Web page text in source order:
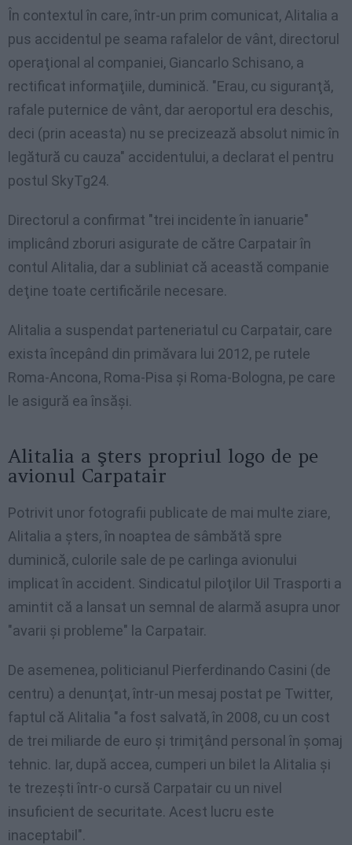
În contextul în care, într-un prim comunicat, Alitalia a
pus accidentul pe seama rafalelor de vânt, directorul
operaţional al companiei, Giancarlo Schisano, a
rectificat informaţiile, duminică. "Erau, cu siguranţă,
rafale puternice de vânt, dar aeroportul era deschis,
deci (prin aceasta) nu se precizează absolut nimic în
legătură cu cauza" accidentului, a declarat el pentru
postul SkyTg24.
Directorul a confirmat "trei incidente în ianuarie"
implicând zboruri asigurate de către Carpatair în
contul Alitalia, dar a subliniat că această companie
deţine toate certificările necesare.
Alitalia a suspendat parteneriatul cu Carpatair, care
exista începând din primăvara lui 2012, pe rutele
Roma-Ancona, Roma-Pisa şi Roma-Bologna, pe care
le asigură ea însăşi.
Alitalia a şters propriul logo de pe
avionul Carpatair
Potrivit unor fotografii publicate de mai multe ziare,
Alitalia a şters, în noaptea de sâmbătă spre
duminică, culorile sale de pe carlinga avionului
implicat în accident. Sindicatul piloţilor Uil Trasporti a
amintit că a lansat un semnal de alarmă asupra unor
"avarii şi probleme" la Carpatair.
De asemenea, politicianul Pierferdinando Casini (de
centru) a denunţat, într-un mesaj postat pe Twitter,
faptul că Alitalia "a fost salvată, în 2008, cu un cost
de trei miliarde de euro şi trimiţând personal în şomaj
tehnic. Iar, după accea, cumperi un bilet la Alitalia şi
te trezeşti într-o cursă Carpatair cu un nivel
insuficient de securitate. Acest lucru este
inaceptabil".